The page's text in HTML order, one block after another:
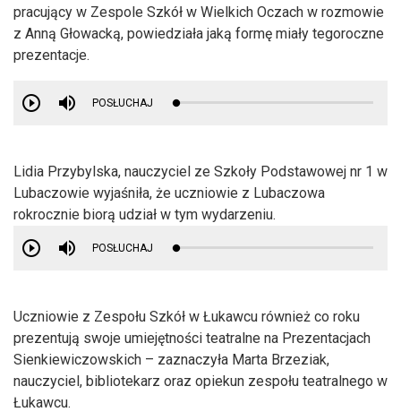
pracujący w Zespole Szkół w Wielkich Oczach w rozmowie
z Anną Głowacką, powiedziała jaką formę miały tegoroczne
prezentacje.
POSŁUCHAJ
Lidia Przybylska, nauczyciel ze Szkoły Podstawowej nr 1 w
Lubaczowie wyjaśniła, że uczniowie z Lubaczowa
rokrocznie biorą udział w tym wydarzeniu.
POSŁUCHAJ
Uczniowie z Zespołu Szkół w Łukawcu również co roku
prezentują swoje umiejętności teatralne na Prezentacjach
Sienkiewiczowskich – zaznaczyła Marta Brzeziak,
nauczyciel, bibliotekarz oraz opiekun zespołu teatralnego w
Łukawcu.